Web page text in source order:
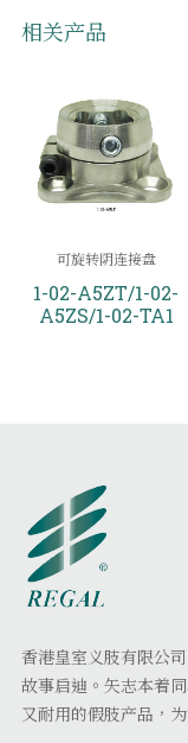
相关产品
可旋转阴连接盘
1-02-A5ZT/1-02-
A5ZS/1-02-TA1
香港皇室义肢有限公
故事启迪。矢志本着
又耐用的假肢产品，